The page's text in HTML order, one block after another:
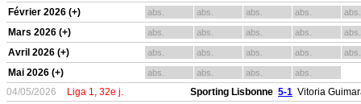
Février 2026 (+) abs. abs. abs. abs. abs.
Mars 2026 (+) abs. abs. abs. abs. abs.
Avril 2026 (+) abs. abs. abs. abs. abs.
Mai 2026 (+) abs. abs. abs. abs.
04/05/2026 Liga 1, 32e j. Sporting Lisbonne 5-1 Vitoria